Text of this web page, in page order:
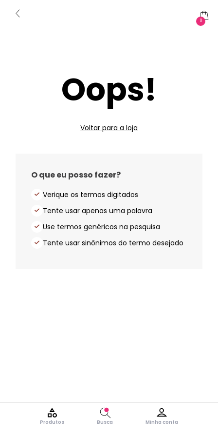
0
Produtos Busca Minha conta
Oops!
Voltar para a loja
O que eu posso fazer?
Verique os termos digitados
Tente usar apenas uma palavra
Use termos genéricos na pesquisa
Tente usar sinônimos do termo desejado